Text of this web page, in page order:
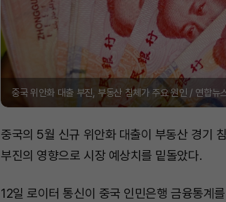
중국 위안화 대출 부진, 부동산 침체가 주요 원인 / 연합뉴
중국의 5월 신규 위안화 대출이 부동산 경기
부진의 영향으로 시장 예상치를 밑돌았다.
12일 로이터 통신이 중국 인민은행 금융통계